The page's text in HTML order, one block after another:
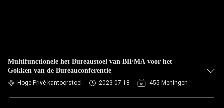
Multifunctionele het Bureaustoel van BIFMA voor het
Gokken van de Bureauconferentie
Hoge Privé-kantoorstoel 2023-07-18 455 Meningen